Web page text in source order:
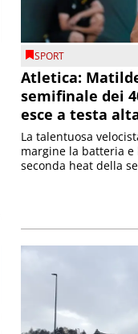
SPORT
Atletica:
semifinale dei
esce a testa
La talentuosa
margine la batteria
seconda heat della